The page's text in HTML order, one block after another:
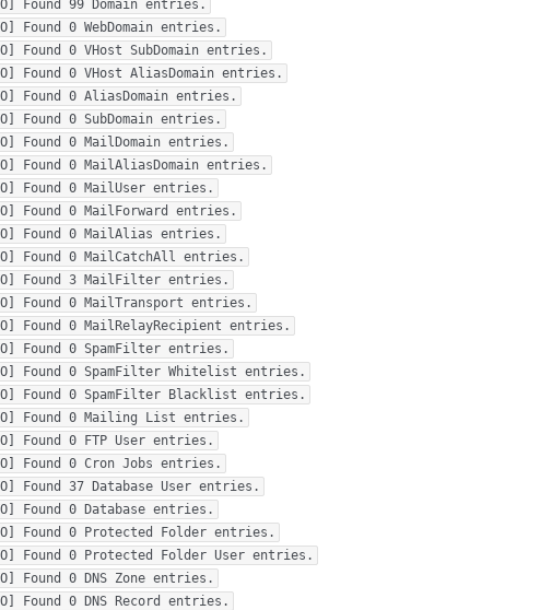
Found 99 Domain entries.
Found 0 WebDomain entries.
Found 0 VHost SubDomain entries.
Found 0 VHost AliasDomain entries.
Found 0 AliasDomain entries.
Found 0 SubDomain entries.
Found 0 MailDomain entries.
Found 0 MailAliasDomain entries.
Found 0 MailUser entries.
Found 0 MailForward entries.
Found 0 MailAlias entries.
Found 0 MailCatchAll entries.
Found 3 MailFilter entries.
Found 0 MailTransport entries.
Found 0 MailRelayRecipient entries.
Found 0 SpamFilter entries.
Found 0 SpamFilter Whitelist entries.
Found 0 SpamFilter Blacklist entries.
Found 0 Mailing List entries.
Found 0 FTP User entries.
Found 0 Cron Jobs entries.
Found 37 Database User entries.
Found 0 Database entries.
Found 0 Protected Folder entries.
Found 0 Protected Folder User entries.
Found 0 DNS Zone entries.
Found 0 DNS Record entries.